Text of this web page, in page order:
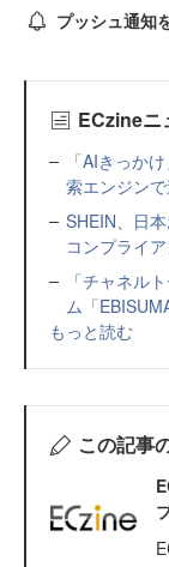
プッシュ通知
ECzineニ
「AIきっか
索エンジン
SHEIN、日
コンプライ
「チャネル
ム「
もっと読む
この記事